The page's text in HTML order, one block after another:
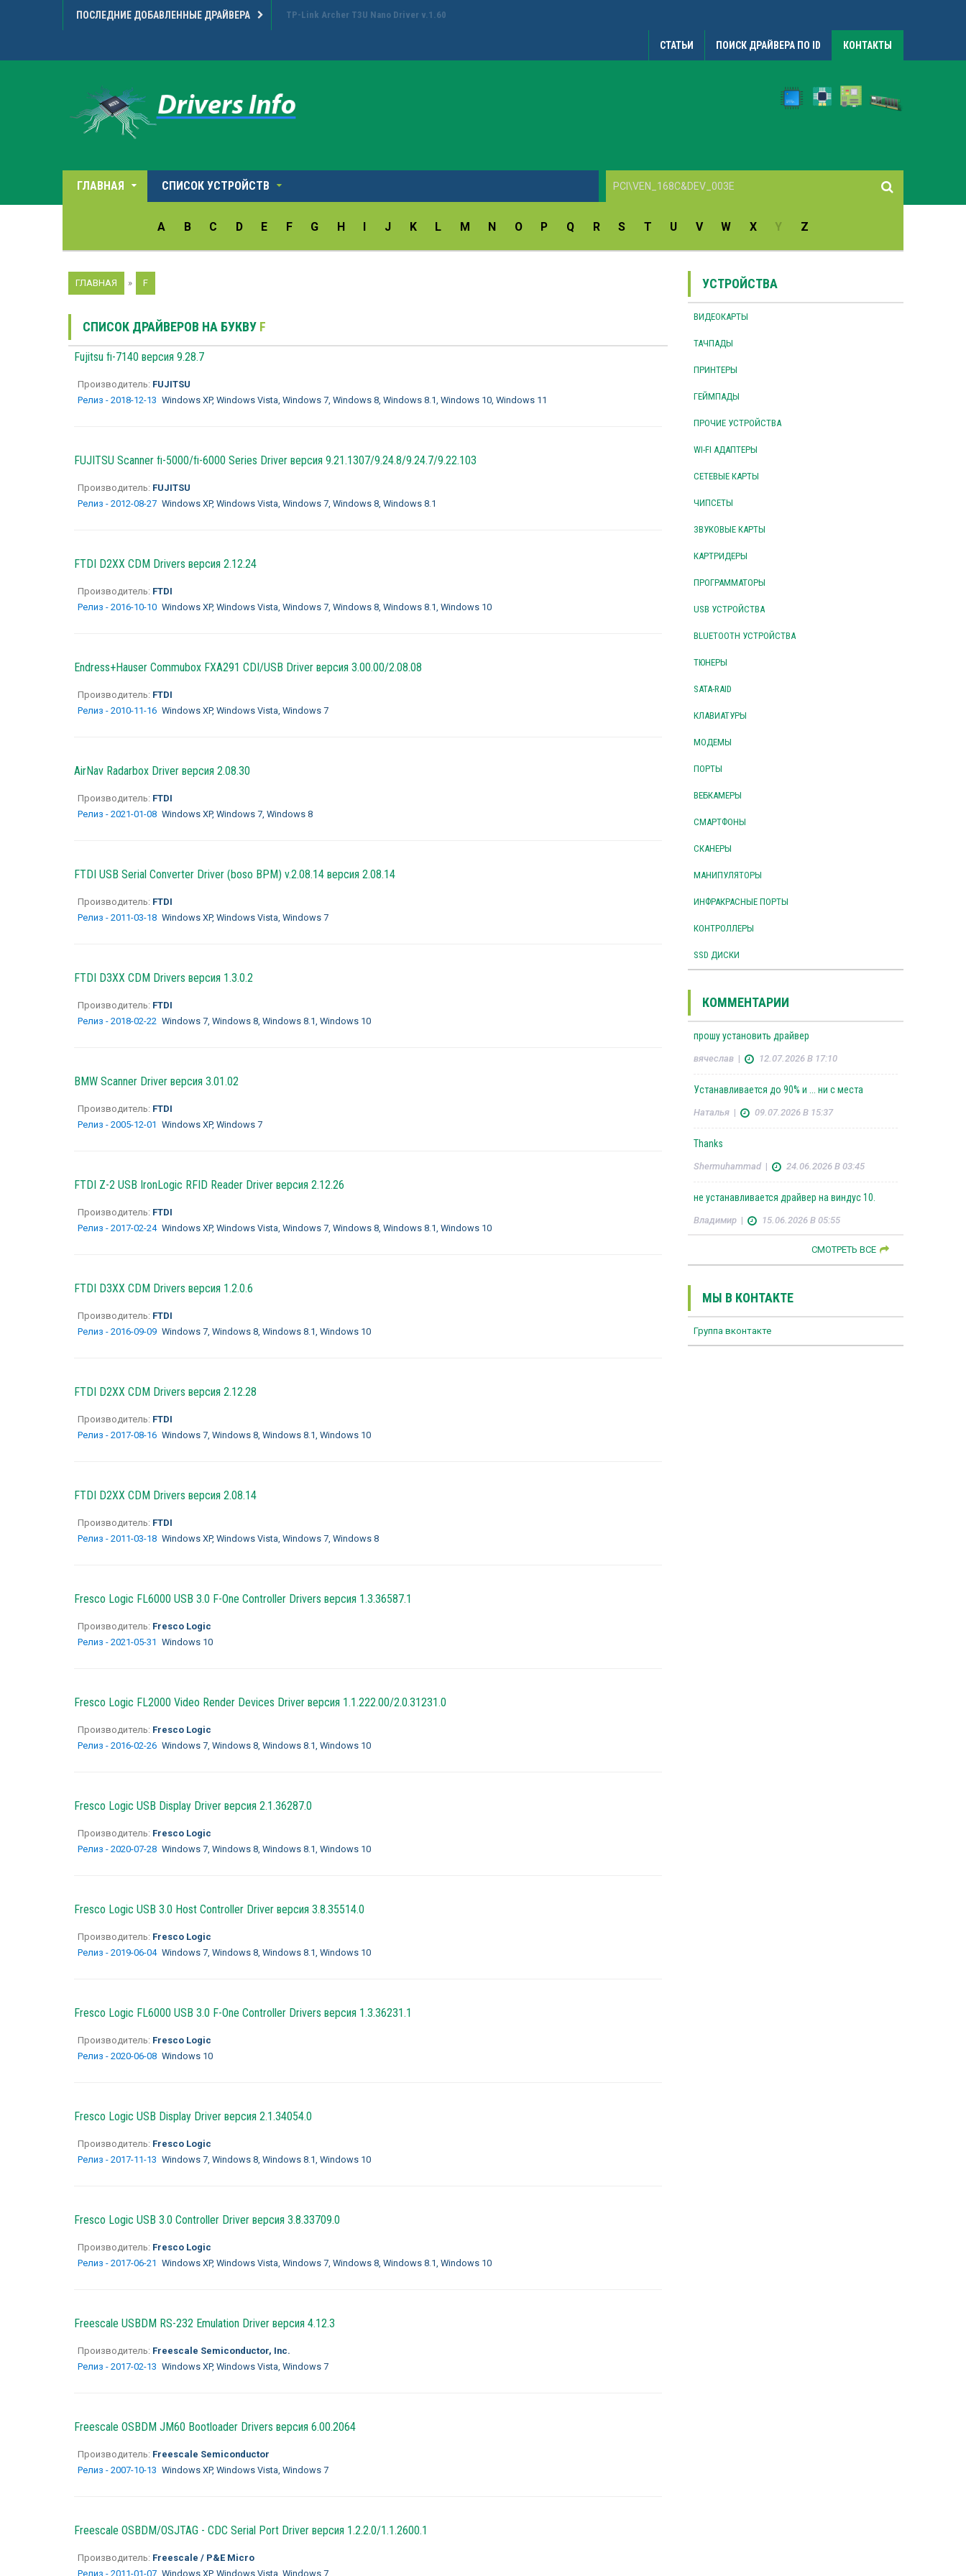
ПОСЛЕДНИЕ ДОБАВЛЕННЫЕ ДРАЙВЕРА Microarray Fingerprint Reader Driver v.18.5.54.172/9.47.11.214
СТАТЬИ ПОИСК ДРАЙВЕРА ПО ID КОНТАКТЫ
ГЛАВНАЯ СПИСОК УСТРОЙСТВ
A B C D E F G H J K L M N O P Q R S T U V W X Y Z
ГЛАВНАЯ » F
СПИСОК ДРАЙВЕРОВ НА БУКВУ F
Fujitsu fi-7140 версия 9.28.7
Производитель: FUJITSU
Релиз - 2018-12-13 Windows XP, Windows Vista, Windows 7, Windows 8, Windows 8.1, Windows 10, Windows 11
FUJITSU Scanner fi-5000/fi-6000 Series Driver версия 9.21.1307/9.24.8/9.24.7/9.22.103
Производитель: FUJITSU
Релиз - 2012-08-27 Windows XP, Windows Vista, Windows 7, Windows 8, Windows 8.1
FTDI D2XX CDM Drivers версия 2.12.24
Производитель: FTDI
Релиз - 2016-10-10 Windows XP, Windows Vista, Windows 7, Windows 8, Windows 8.1, Windows 10
Endress+Hauser Commubox FXA291 CDI/USB Driver версия 3.00.00/2.08.08
Производитель: FTDI
Релиз - 2010-11-16 Windows XP, Windows Vista, Windows 7
AirNav Radarbox Driver версия 2.08.30
Производитель: FTDI
Релиз - 2021-01-08 Windows XP, Windows 7, Windows 8
FTDI USB Serial Converter Driver (boso BPM) v.2.08.14 версия 2.08.14
Производитель: FTDI
Релиз - 2011-03-18 Windows XP, Windows Vista, Windows 7
FTDI D3XX CDM Drivers версия 1.3.0.2
Производитель: FTDI
Релиз - 2018-02-22 Windows 7, Windows 8, Windows 8.1, Windows 10
BMW Scanner Driver версия 3.01.02
Производитель: FTDI
Релиз - 2005-12-01 Windows XP, Windows 7
FTDI Z-2 USB IronLogic RFID Reader Driver версия 2.12.26
Производитель: FTDI
Релиз - 2017-02-24 Windows XP, Windows Vista, Windows 7, Windows 8, Windows 8.1, Windows 10
FTDI D3XX CDM Drivers версия 1.2.0.6
Производитель: FTDI
Релиз - 2016-09-09 Windows 7, Windows 8, Windows 8.1, Windows 10
FTDI D2XX CDM Drivers версия 2.12.28
Производитель: FTDI
Релиз - 2017-08-16 Windows 7, Windows 8, Windows 8.1, Windows 10
FTDI D2XX CDM Drivers версия 2.08.14
Производитель: FTDI
Релиз - 2011-03-18 Windows XP, Windows Vista, Windows 7, Windows 8
Fresco Logic FL6000 USB 3.0 F-One Controller Drivers версия 1.3.36587.1
Производитель: Fresco Logic
Релиз - 2021-05-31 Windows 10
Fresco Logic FL2000 Video Render Devices Driver версия 1.1.222.00/2.0.31231.0
Производитель: Fresco Logic
Релиз - 2016-02-26 Windows 7, Windows 8, Windows 8.1, Windows 10
Fresco Logic USB Display Driver версия 2.1.36287.0
Производитель: Fresco Logic
Релиз - 2020-07-28 Windows 7, Windows 8, Windows 8.1, Windows 10
Fresco Logic USB 3.0 Host Controller Driver версия 3.8.35514.0
Производитель: Fresco Logic
Релиз - 2019-06-04 Windows 7, Windows 8, Windows 8.1, Windows 10
Fresco Logic FL6000 USB 3.0 F-One Controller Drivers версия 1.3.36231.1
Производитель: Fresco Logic
Релиз - 2020-06-08 Windows 10
Fresco Logic USB Display Driver версия 2.1.34054.0
Производитель: Fresco Logic
Релиз - 2017-11-13 Windows 7, Windows 8, Windows 8.1, Windows 10
Fresco Logic USB 3.0 Controller Driver версия 3.8.33709.0
Производитель: Fresco Logic
Релиз - 2017-06-21 Windows XP, Windows Vista, Windows 7, Windows 8, Windows 8.1, Windows 10
Freescale USBDM RS-232 Emulation Driver версия 4.12.3
Производитель: Freescale Semiconductor, Inc.
Релиз - 2017-02-13 Windows XP, Windows Vista, Windows 7
Freescale OSBDM JM60 Bootloader Drivers версия 6.00.2064
Производитель: Freescale Semiconductor
Релиз - 2007-10-13 Windows XP, Windows Vista, Windows 7
Freescale OSBDM/OSJTAG - CDC Serial Port Driver версия 1.2.2.0/1.1.2600.1
Производитель: Freescale / P&E Micro
Релиз - 2011-01-07 Windows XP, Windows Vista, Windows 7
УСТРОЙСТВА
ВИДЕОКАРТЫ
ТАЧПАДЫ
ПРИНТЕРЫ
ГЕЙМПАДЫ
ПРОЧИЕ УСТРОЙСТВА
WI-FI АДАПТЕРЫ
СЕТЕВЫЕ КАРТЫ
ЧИПСЕТЫ
ЗВУКОВЫЕ КАРТЫ
КАРТРИДЕРЫ
ПРОГРАММАТОРЫ
USB УСТРОЙСТВА
BLUETOOTH УСТРОЙСТВА
ТЮНЕРЫ
SATA-RAID
КЛАВИАТУРЫ
МОДЕМЫ
ПОРТЫ
ВЕБКАМЕРЫ
СМАРТФОНЫ
СКАНЕРЫ
МАНИПУЛЯТОРЫ
ИНФРАКРАСНЫЕ ПОРТЫ
КОНТРОЛЛЕРЫ
SSD ДИСКИ
КОММЕНТАРИИ
прошу установить драйвер
вячеслав| 12.07.2026 В 17:10
Устанавливается до 90% и ... ни с места
Наталья| 09.07.2026 В 15:37
Thanks
Shermuhammad| 24.06.2026 В 03:45
не устанавливается драйвер на виндус 10.
Владимир| 15.06.2026 В 05:55
СМОТРЕТЬ ВСЕ
МЫ В КОНТАКТЕ
Группа вконтакте